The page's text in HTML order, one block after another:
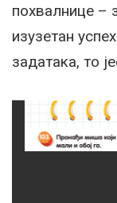
похвалнице –
изузетан
задатака, то